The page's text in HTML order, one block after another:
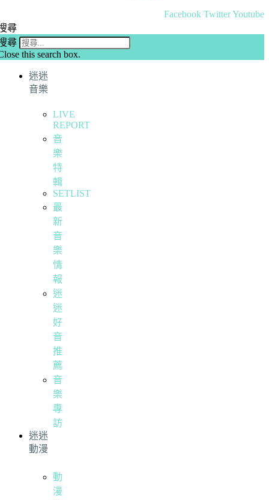
Facebook TwitterYoutube
尋
尋
this search box.
迷迷
音樂
LIVE
REPORT
音
樂
特
輯
SETLIST
最
新
音
樂
情
報
迷
迷
好
音
推
薦
音
樂
專
訪
迷迷
動漫
動
漫